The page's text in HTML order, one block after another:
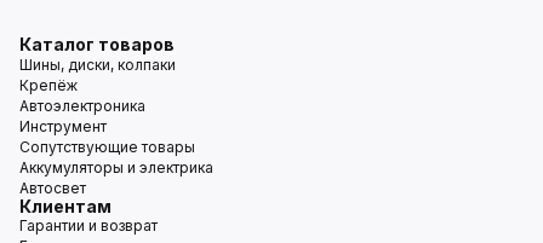
Каталог товаров
Шины, диски, колпаки
Крепёж
Автоэлектроника
Инструмент
Сопутствующие товары
Аккумуляторы и электрика
Автосвет
Клиентам
Гарантии и возврат